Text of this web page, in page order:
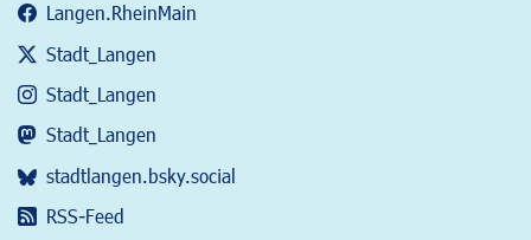
Langen.RheinMain
Stadt_Langen
Stadt_Langen
Stadt_Langen
stadtlangen.bsky.social
RSS-Feed